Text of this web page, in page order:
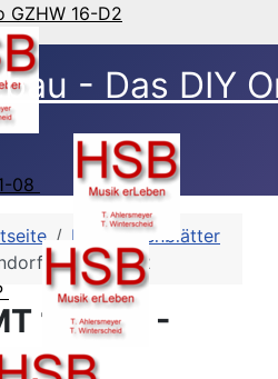
GZHW 16-D2
08
- Das DIY
HSB-Datenblätter
AMT 17D2.2
17D2.2 -